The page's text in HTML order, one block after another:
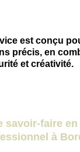
est conçu
précis, en
et créativité.
savoir-faire
à